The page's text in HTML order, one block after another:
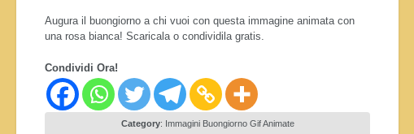
Augura il buongiorno a chi vuoi con questa immagine animata con
una rosa bianca! Scaricala o condividila gratis.
Condividi Ora!
Category: Immagini Buongiorno Gif Animate